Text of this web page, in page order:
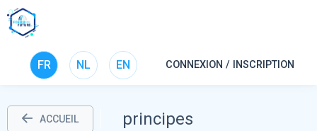
FR NL EN CONNEXION / INSCRIPTION
ACCUEIL principes